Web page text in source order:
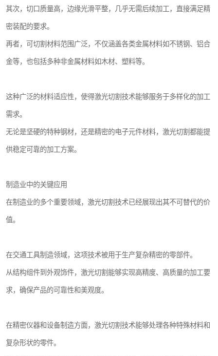
其次，切口质量高，边缘光滑平整，几乎无需后续加工，直接满足精
密装配的要求。
再者，可切割材料范围广泛，不仅涵盖各类金属材料如不锈钢、铝合
金等，也包括多种非金属材料如木材、塑料等。
这种广泛的材料适应性，使得激光切割技术能够服务于多样化的加工
需求。
无论是坚硬的特种钢材，还是精密的电子元件材料，激光切割都能提
供稳定可靠的加工方案。
制造业中的关键应用
在制造业的多个重要领域，激光切割技术已经展现出其不可替代的价
值。
在交通工具制造领域，这项技术被用于生产复杂精密的零部件。
从结构组件到外观饰件，激光切割能够实现高精度、高质量的加工要
求，确保产品的可靠性和美观度。
在精密仪器和设备制造方面，激光切割技术能够处理各种特殊材料和
复杂形状的零件。